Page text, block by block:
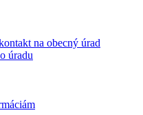
na obecný úrad
úradu